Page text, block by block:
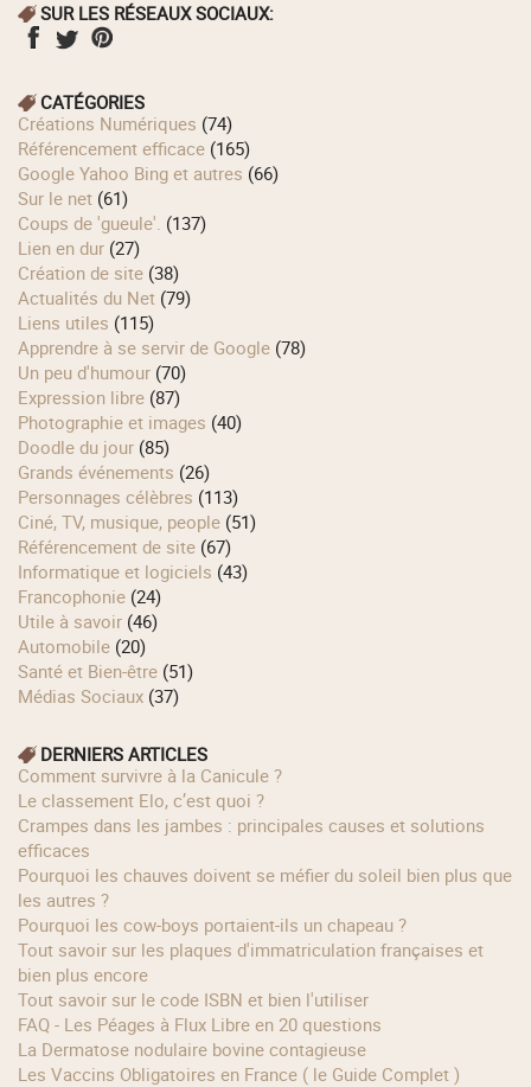
SUR LES RÉSEAUX SOCIAUX:
CATÉGORIES
Créations Numériques (74)
Référencement efficace (165)
Google Yahoo Bing et autres (66)
Sur le net (61)
Coups de 'gueule'. (137)
Lien en dur (27)
Création de site (38)
Actualités du Net (79)
Liens utiles (115)
Apprendre à se servir de Google (78)
Un peu d'humour (70)
Expression libre (87)
Photographie et images (40)
Doodle du jour (85)
Grands événements (26)
Personnages célèbres (113)
Ciné, TV, musique, people (51)
Référencement de site (67)
Informatique et logiciels (43)
Francophonie (24)
Utile à savoir (46)
Automobile (20)
Santé et Bien-être (51)
Médias Sociaux (37)
DERNIERS ARTICLES
Comment survivre à la Canicule ?
Le classement Elo, c’est quoi ?
Crampes dans les jambes : principales causes et solutions
efficaces
Pourquoi les chauves doivent se méfier du soleil bien plus que
les autres ?
Pourquoi les cow‑boys portaient‑ils un chapeau ?
Tout savoir sur les plaques d'immatriculation françaises et
bien plus encore
Tout savoir sur le code ISBN et bien l'utiliser
FAQ - Les Péages à Flux Libre en 20 questions
La Dermatose nodulaire bovine contagieuse
Les Vaccins Obligatoires en France ( le Guide Complet )